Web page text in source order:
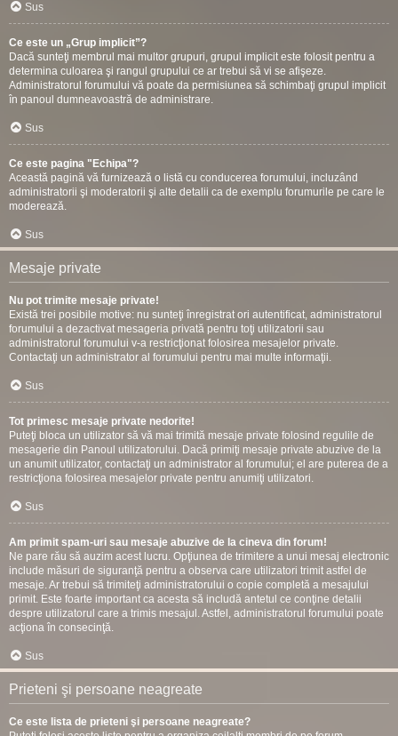
Sus
Ce este un „Grup implicit”?
Dacă sunteţi membrul mai multor grupuri, grupul implicit este folosit pentru a
determina culoarea şi rangul grupului ce ar trebui să vi se afişeze.
Administratorul forumului vă poate da permisiunea să schimbaţi grupul implicit
în panoul dumneavoastră de administrare.
Sus
Ce este pagina "Echipa"?
Această pagină vă furnizează o listă cu conducerea forumului, incluzând
administratorii şi moderatorii şi alte detalii ca de exemplu forumurile pe care le
moderează.
Sus
Mesaje private
Nu pot trimite mesaje private!
Există trei posibile motive: nu sunteţi înregistrat ori autentificat, administratorul
forumului a dezactivat mesageria privată pentru toţi utilizatorii sau
administratorul forumului v-a restricţionat folosirea mesajelor private.
Contactaţi un administrator al forumului pentru mai multe informaţii.
Sus
Tot primesc mesaje private nedorite!
Puteţi bloca un utilizator să vă mai trimită mesaje private folosind regulile de
mesagerie din Panoul utilizatorului. Dacă primiţi mesaje private abuzive de la
un anumit utilizator, contactaţi un administrator al forumului; el are puterea de a
restricţiona folosirea mesajelor private pentru anumiţi utilizatori.
Sus
Am primit spam-uri sau mesaje abuzive de la cineva din forum!
Ne pare rău să auzim acest lucru. Opţiunea de trimitere a unui mesaj electronic
include măsuri de siguranţă pentru a observa care utilizatori trimit astfel de
mesaje. Ar trebui să trimiteţi administratorului o copie completă a mesajului
primit. Este foarte important ca acesta să includă antetul ce conţine detalii
despre utilizatorul care a trimis mesajul. Astfel, administratorul forumului poate
acţiona în consecinţă.
Sus
Prieteni şi persoane neagreate
Ce este lista de prieteni şi persoane neagreate?